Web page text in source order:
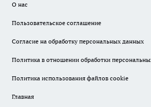
О нас
Пользовательское соглашение
Согласие на обработку персональных данных
Политика в отношении обработки
Политика использования файлов cookie
Главная